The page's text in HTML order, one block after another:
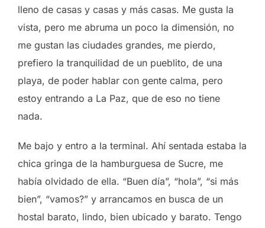
lleno de casas y casas y más casas. Me gusta la
vista, pero me abruma un poco la dimensión, no
me gustan las ciudades grandes, me pierdo,
prefiero la tranquilidad de un pueblito, de una
playa, de poder hablar con gente calma, pero
estoy entrando a La Paz, que de eso no tiene
nada.
Me bajo y entro a la terminal. Ahí sentada estaba la
chica gringa de la hamburguesa de Sucre, me
había olvidado de ella. “Buen día”, “hola”, “si más
bien”, “vamos?” y arrancamos en busca de un
hostal barato, lindo, bien ubicado y barato. Tengo